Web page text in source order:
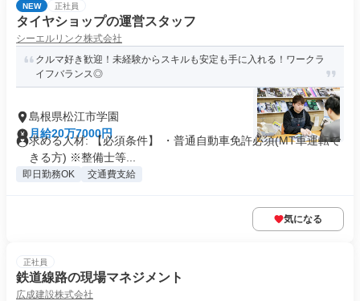
NEW 正社員
タイヤショップの運営スタッフ
シーエルリンク株式会社
クルマ好き歓迎！未経験からスキルも安定も手に入れる！ワークラ
イフバランス◎
島根県松江市学園
月給20万7000円
求める人材: 【必須条件】 ・普通自動車免許必須(MT車運転で
きる方) ※整備士等...
即日勤務OK 交通費支給
気になる
正社員
鉄道線路の現場マネジメント
広成建設株式会社